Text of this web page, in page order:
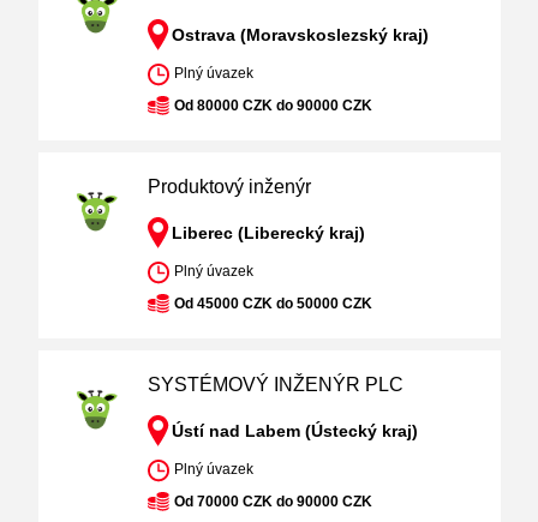
Ostrava (Moravskoslezský kraj)
Plný úvazek
Od 80000 CZK do 90000 CZK
Produktový inženýr
Liberec (Liberecký kraj)
Plný úvazek
Od 45000 CZK do 50000 CZK
SYSTÉMOVÝ INŽENÝR PLC
Ústí nad Labem (Ústecký kraj)
Plný úvazek
Od 70000 CZK do 90000 CZK